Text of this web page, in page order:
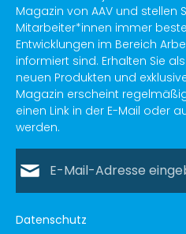
Magazin von AAV und stellen
Mitarbeiter*innen immer
Entwicklungen im Bereich
informiert sind. Erhalten Sie
neuen Produkten und
Magazin erscheint
einen Link in der E-Mail oder
werden.
Datenschutz